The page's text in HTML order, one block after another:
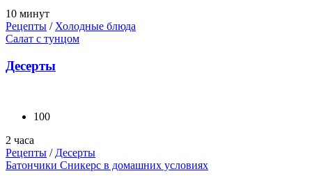
10 минут
Рецепты / Холодные блюда
Салат с тунцом
Десерты
100
2 часа
Рецепты / Десерты
Батончики Сникерс в домашних условиях